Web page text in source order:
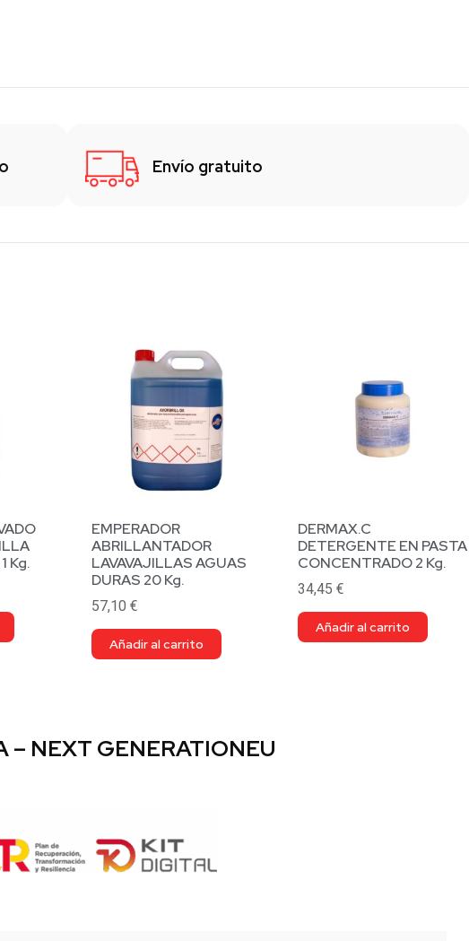
Envío gratuito
Kg.
EMPERADOR
ABRILLANTADOR
LAVAVAJILLAS AGUAS
DURAS 20 Kg.
57,10 €
Añadir al carrito
DERMAX.C
DETERGENTE EN PASTA
CONCENTRADO 2 Kg.
34,45€
Añadir al carrito
– NEXT GENERATIONEU